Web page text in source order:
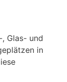
Glas- und
in